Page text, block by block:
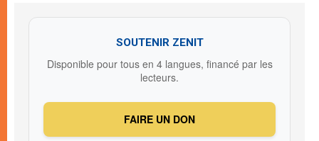
SOUTENIR ZENIT
Disponible pour tous en 4 langues, financé par les
lecteurs.
FAIRE UN DON